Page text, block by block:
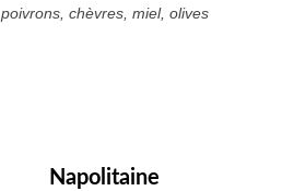
poivrons, chèvres, miel, olives
Napolitaine